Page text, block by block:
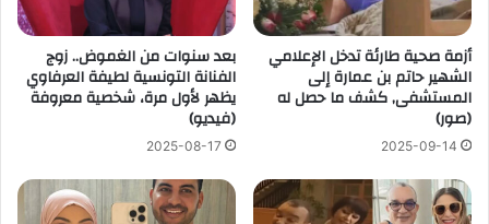
أزمة صحية طارئة تدخل الإعلامي
الشهير حاتم بن عمارة إلى
المستشفى, كشف ما حصل له
(صور)
2025-09-14
بعد سنوات من الغموض.. زوج
الفنانة التونسية لطيفة العرفاوي
يظهر لأول مرة، شخصية معروفة
(فيديو)
2025-08-17